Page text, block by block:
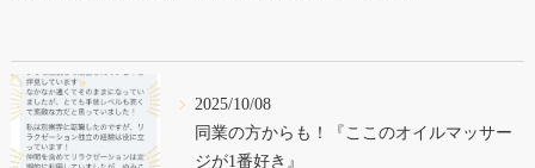
2025/10/08
同業の方からも！『ここのオイルマッサー
ジが1番好き』